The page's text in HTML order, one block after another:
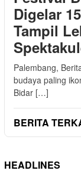
Digelar
Tampil
Palembang,
budaya paling
Bidar […]
BERITA
HEADLINES